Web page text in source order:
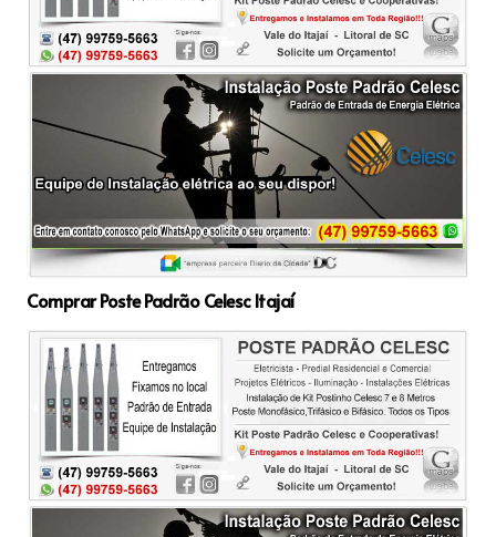
Comprar Poste Padrão Celesc Itajaí